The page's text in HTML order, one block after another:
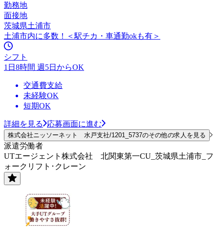
勤務地
面接地
茨城県土浦市
土浦市内に多数！＜駅チカ・車通勤okも有＞
シフト
1日8時間 週5日からOK
交通費支給
未経験OK
短期OK
詳細を見る 応募画面に進む
株式会社ニッソーネット 水戸支社/1201_5737のその他の求人を見る
派遣労働者
UTエージェント株式会社 北関東第一CU_茨城県土浦市_フ
ォークリフト･クレーン